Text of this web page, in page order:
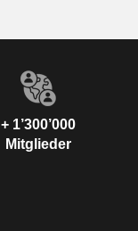
+ 1’300’000
Mitglieder